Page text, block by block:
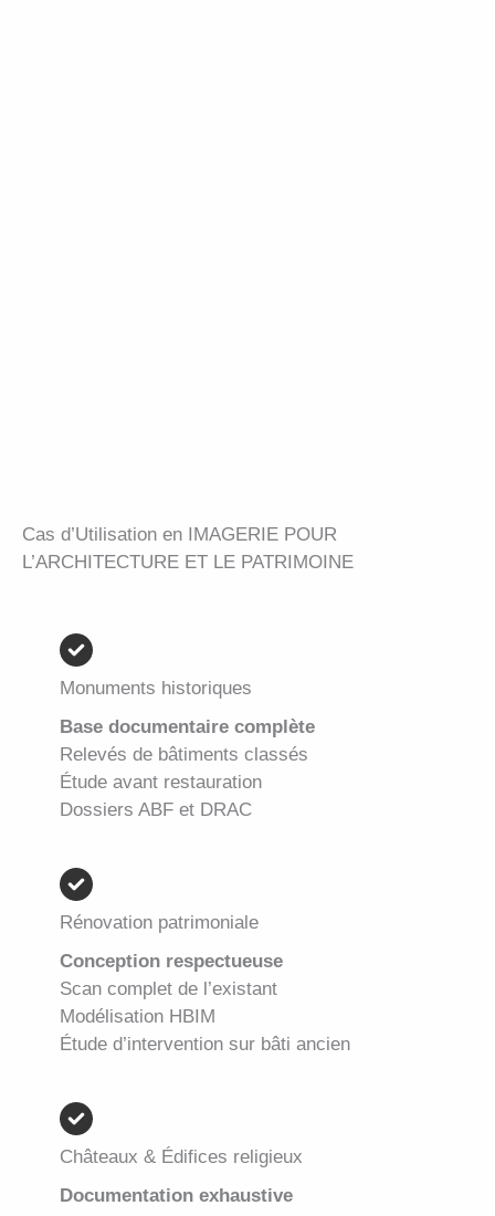
Cas d’Utilisation en IMAGERIE POUR
L’ARCHITECTURE ET LE PATRIMOINE
Monuments historiques
Base documentaire complète
Relevés de bâtiments classés
Étude avant restauration
Dossiers ABF et DRAC
Rénovation patrimoniale
Conception respectueuse
Scan complet de l’existant
Modélisation HBIM
Étude d’intervention sur bâti ancien
Châteaux & Édifices religieux
Documentation exhaustive